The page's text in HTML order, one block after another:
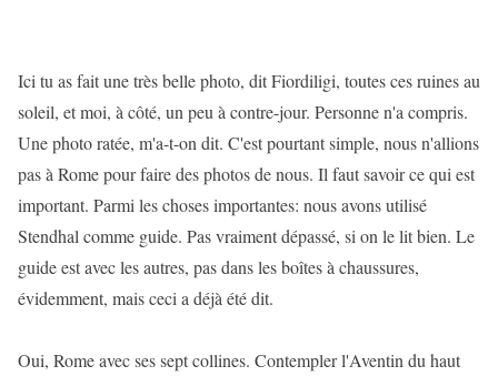
Ici tu as fait une très belle photo, dit Fiordiligi, toutes ces ruines au
soleil, et moi, à côté, un peu à contre-jour. Personne n'a compris.
Une photo ratée, m'a-t-on dit. C'est pourtant simple, nous n'allions
pas à Rome pour faire des photos de nous. Il faut savoir ce qui est
important. Parmi les choses importantes: nous avons utilisé
Stendhal comme guide. Pas vraiment dépassé, si on le lit bien. Le
guide est avec les autres, pas dans les boîtes à chaussures,
évidemment, mais ceci a déjà été dit.
Oui, Rome avec ses sept collines. Contempler l'Aventin du haut